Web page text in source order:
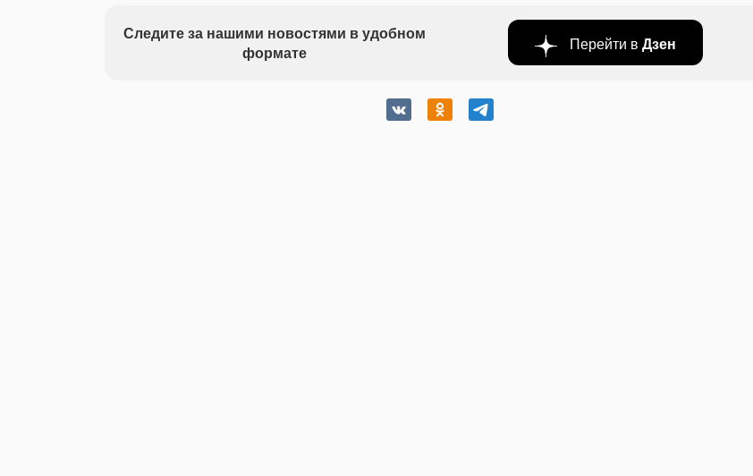
Следите за нашими новостями в удобном
формате
Перейти в Дзен